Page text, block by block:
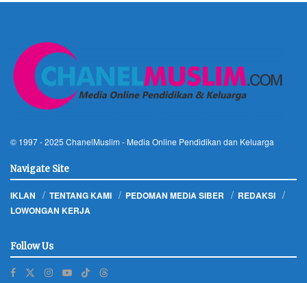
© 1997 - 2025 ChanelMuslim - Media Online Pendidikan dan Keluarga
Navigate Site
IKLAN TENTANG KAMI PEDOMAN MEDIA SIBER
REDAKSI
LOWONGAN KERJA
Follow Us